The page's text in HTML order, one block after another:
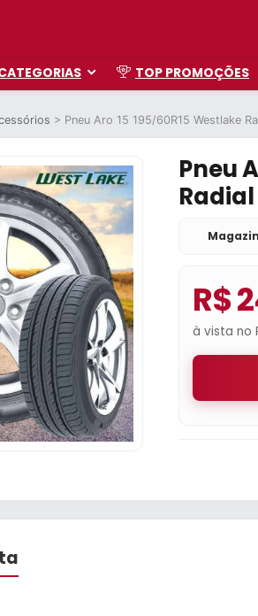
TOP PROMOÇÕES
> Pneu Aro 15 195/60R15 Westlake
Pneu
Radial
R$
à vista no